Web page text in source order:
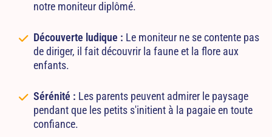
notre moniteur diplômé.
Découverte ludique : Le moniteur ne se contente pas
de diriger, il fait découvrir la faune et la flore aux
enfants.
Sérénité : Les parents peuvent admirer le paysage
pendant que les petits s'initient à la pagaie en toute
confiance.